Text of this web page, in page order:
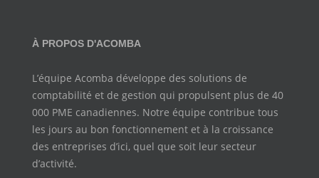
À PROPOS D'ACOMBA
L’équipe Acomba développe des solutions de
comptabilité et de gestion qui propulsent plus de 40
000 PME canadiennes. Notre équipe contribue tous
les jours au bon fonctionnement et à la croissance
des entreprises d’ici, quel que soit leur secteur
d’activité.